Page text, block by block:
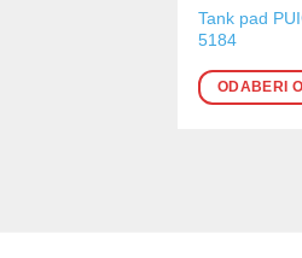
Tank pad
5184
ODABERI
Ovaj
proizvod
ima
više